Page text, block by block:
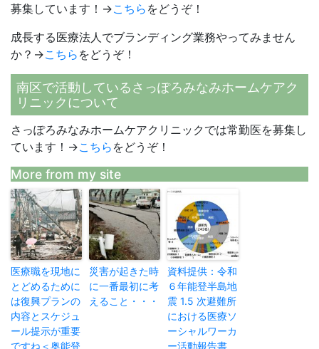
募集しています！→こちら をどうぞ！
成長する医療法人でブランディング業務やってみません
か？→こちら をどうぞ！
南区で活動しているさっぽろみなみホームケアク
リニックについて
さっぽろみなみホームケアクリニックでは常勤医を募集し
ています！→こちら をどうぞ！
More from my site
医療職を現地に
とどめるために
は復興プランの
内容とスケジュ
ール提示が重要
ですね＜奥能登
災害が起きた時
に一番最初に考
えること・・・
資料提供：令和
６年能登半島地
震 1.5 次避難所
における医療ソ
ーシャルワーカ
ー活動報告書